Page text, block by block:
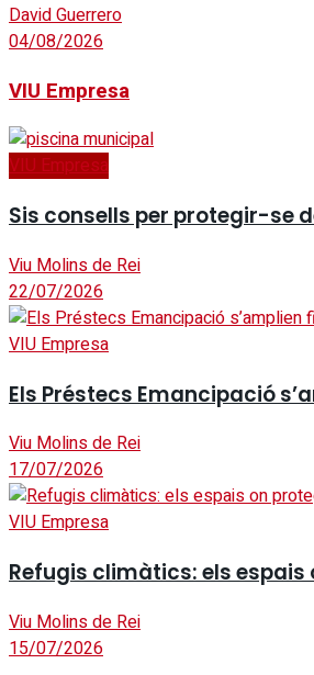
David Guerrero
04/08/2026
VIU Empresa
VIU Empresa
Sis consells per protegir-se
Viu Molins de Rei
22/07/2026
VIU Empresa
Els Préstecs Emancipació
Viu Molins de Rei
17/07/2026
VIU Empresa
Refugis climàtics: els espais
Viu Molins de Rei
15/07/2026